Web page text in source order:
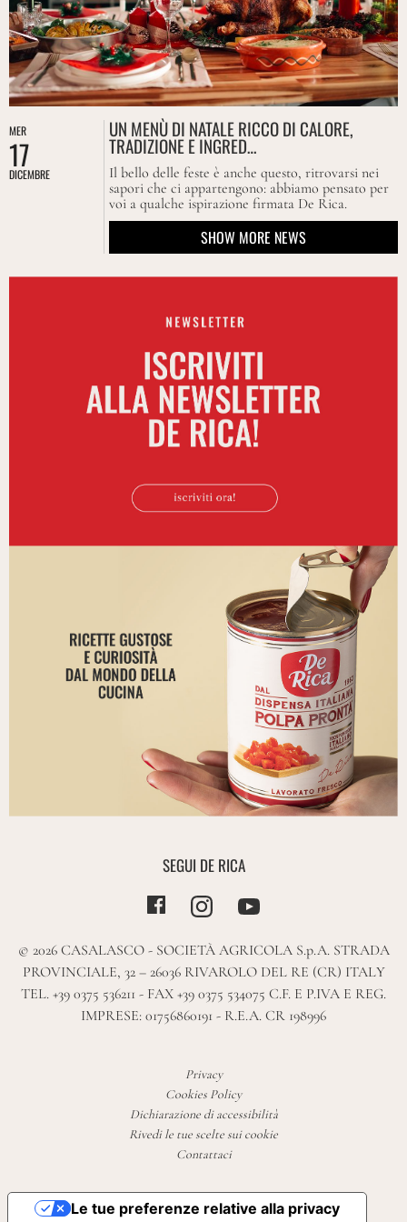
MER
17
DICEMBRE
UN MENÙ DI NATALE RICCO DI CALORE,
TRADIZIONE E INGRED…
Il bello delle feste è anche questo, ritrovarsi nei
sapori che ci appartengono: abbiamo pensato per
voi a qualche ispirazione firmata De Rica.
SHOW MORE NEWS
SEGUI DE RICA
© 2026 CASALASCO - SOCIETÀ AGRICOLA S.p.A. STRADA
PROVINCIALE, 32 – 26036 RIVAROLO DEL RE (CR) ITALY
TEL. +39 0375 536211 - FAX +39 0375 534075 C.F. E P.IVA E REG.
IMPRESE: 01756860191 - R.E.A. CR 198996
Privacy
Cookies Policy
Dichiarazione di accessibilità
Rivedi le tue scelte sui cookie
Contattaci
Le tue preferenze relative alla privacy